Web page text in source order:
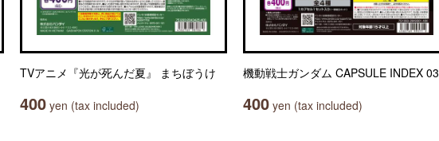
TVアニメ『光が死んだ夏』 まちぼうけ
400 yen (tax included)
機動戦士ガンダム CAPSULE INDEX 03
400 yen (tax included)